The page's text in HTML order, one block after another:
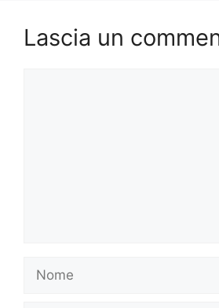
Lascia un
Nome